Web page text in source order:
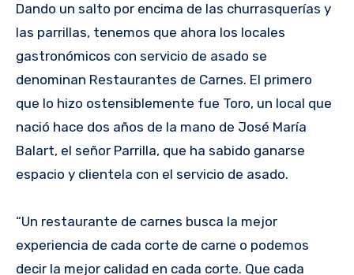
Dando un salto por encima de las churrasquerías y
las parrillas, tenemos que ahora los locales
gastronómicos con servicio de asado se
denominan Restaurantes de Carnes. El primero
que lo hizo ostensiblemente fue Toro, un local que
nació hace dos años de la mano de José María
Balart, el señor Parrilla, que ha sabido ganarse
espacio y clientela con el servicio de asado.
“Un restaurante de carnes busca la mejor
experiencia de cada corte de carne o podemos
decir la mejor calidad en cada corte. Que cada